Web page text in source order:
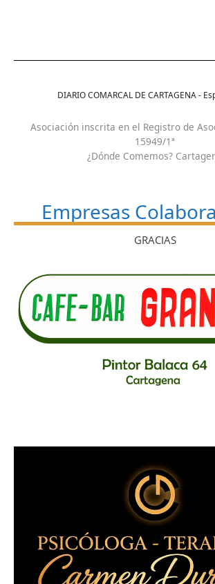
DIARIO COMARCAL DE CARTAGENA -
Asociación inscrita en el Registro de
15949/1ª
¿Dónde Comemos?
Empresas
GRACIAS